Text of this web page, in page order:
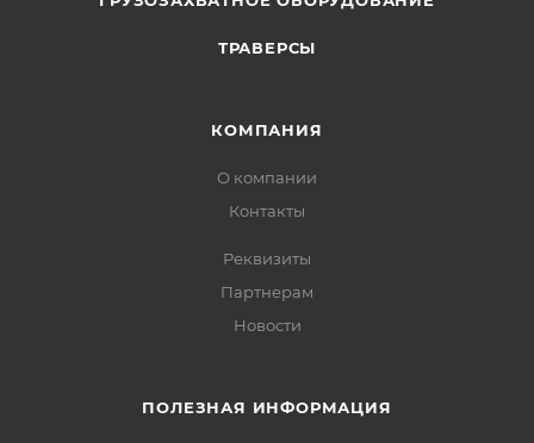
ТРАВЕРСЫ
КОМПАНИЯ
О компании
Контакты
Реквизиты
Партнерам
Новости
ПОЛЕЗНАЯ ИНФОРМАЦИЯ